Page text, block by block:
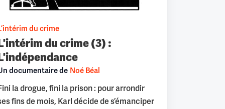
du crime (3) :
du crime
documentaire de Noé Béal
la drogue, fini la prison : pour arrondir
fins de mois, Karl décide de s’émanciper